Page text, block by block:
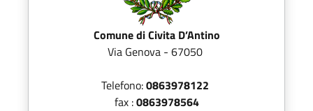
Comune di Civita D’Antino
Via Genova - 67050
Telefono:0863978122
fax :0863978564